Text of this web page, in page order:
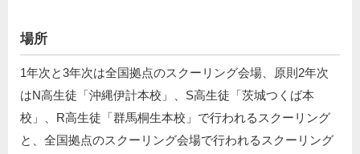
場所
1年次と3年次は全国拠点のスクーリング会場、原則2年次
はN高生徒「沖縄伊計本校」、S高生徒「茨城つくば本
校」、R高生徒「群馬桐生本校」で行われるスクーリング
と、全国拠点のスクーリング会場で⾏われるスクーリング